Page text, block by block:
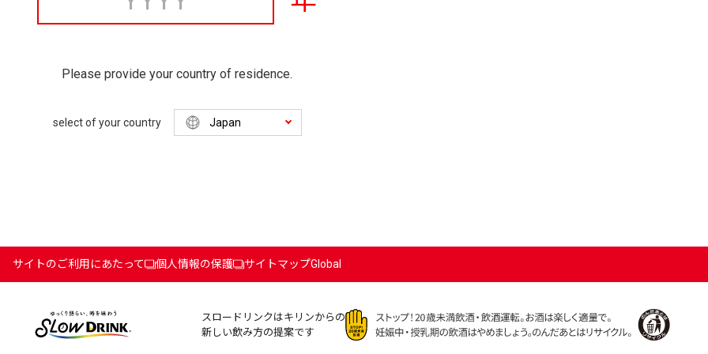
Please provide your country of residence.
select of your country
サイトのご利用にあたって 個人情報の保護 サイトマップGlobal
スロードリンクはキリンからの
新しい飲み方の提案です